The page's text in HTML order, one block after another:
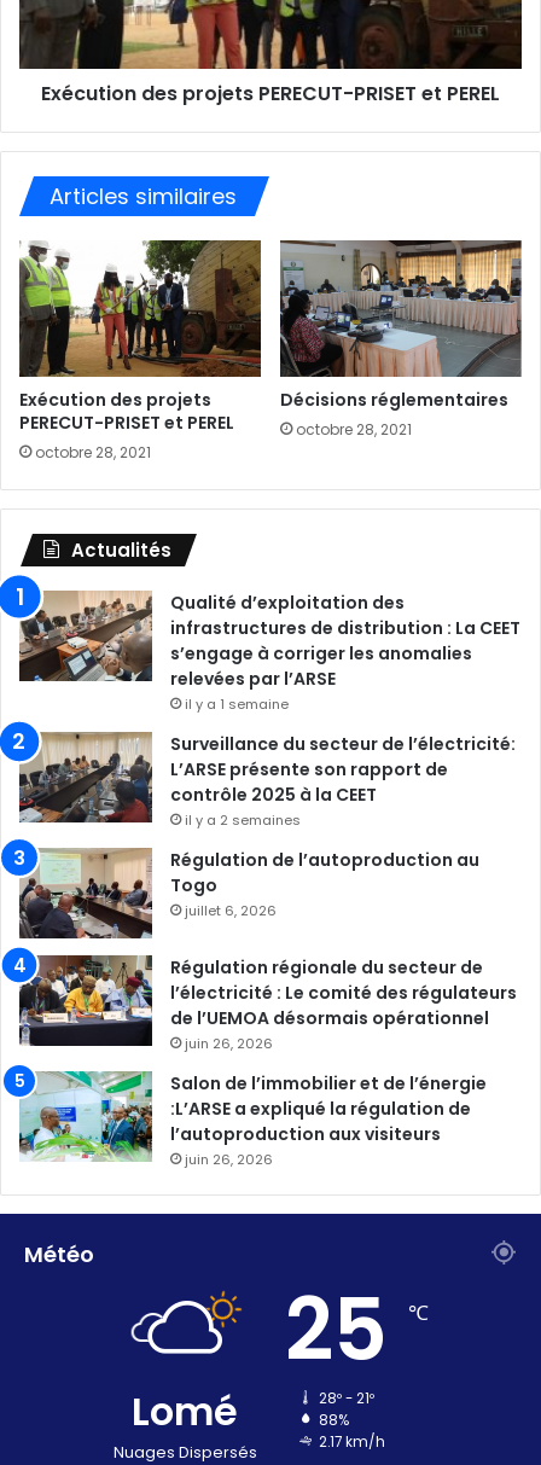
Exécution des projets PERECUT-PRISET et PEREL
Articles similaires
Exécution des projets
PERECUT-PRISET et PEREL
octobre 28, 2021
Décisions réglementaires
octobre 28, 2021
Actualités
Qualité d’exploitation des
infrastructures de distribution : La CEET
s’engage à corriger les anomalies
relevées par l’ARSE
il y a 1 semaine
Surveillance du secteur de l’électricité:
L’ARSE présente son rapport de
contrôle 2025 à la CEET
il y a 2 semaines
Régulation de l’autoproduction au
Togo
juillet 6, 2026
Régulation régionale du secteur de
l’électricité : Le comité des régulateurs
de l’UEMOA désormais opérationnel
juin 26, 2026
Salon de l’immobilier et de l’énergie
:L’ARSE a expliqué la régulation de
l’autoproduction aux visiteurs
juin 26, 2026
Météo
Lomé
Nuages Dispersés
25 ℃
28º - 21º
88%
2.17 km/h